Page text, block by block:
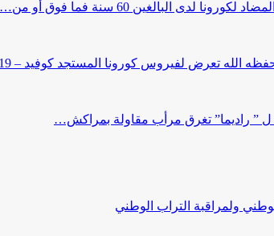
لدى البالغين 60 سنة فما فوق أو من…
تعرض لفيروس كورونا المستجد كوفيد – 19 ، بدون…
ل ” راديما” تغرق مرأب مقاولة بمراكش…
ولمراقبة التراب الوطني